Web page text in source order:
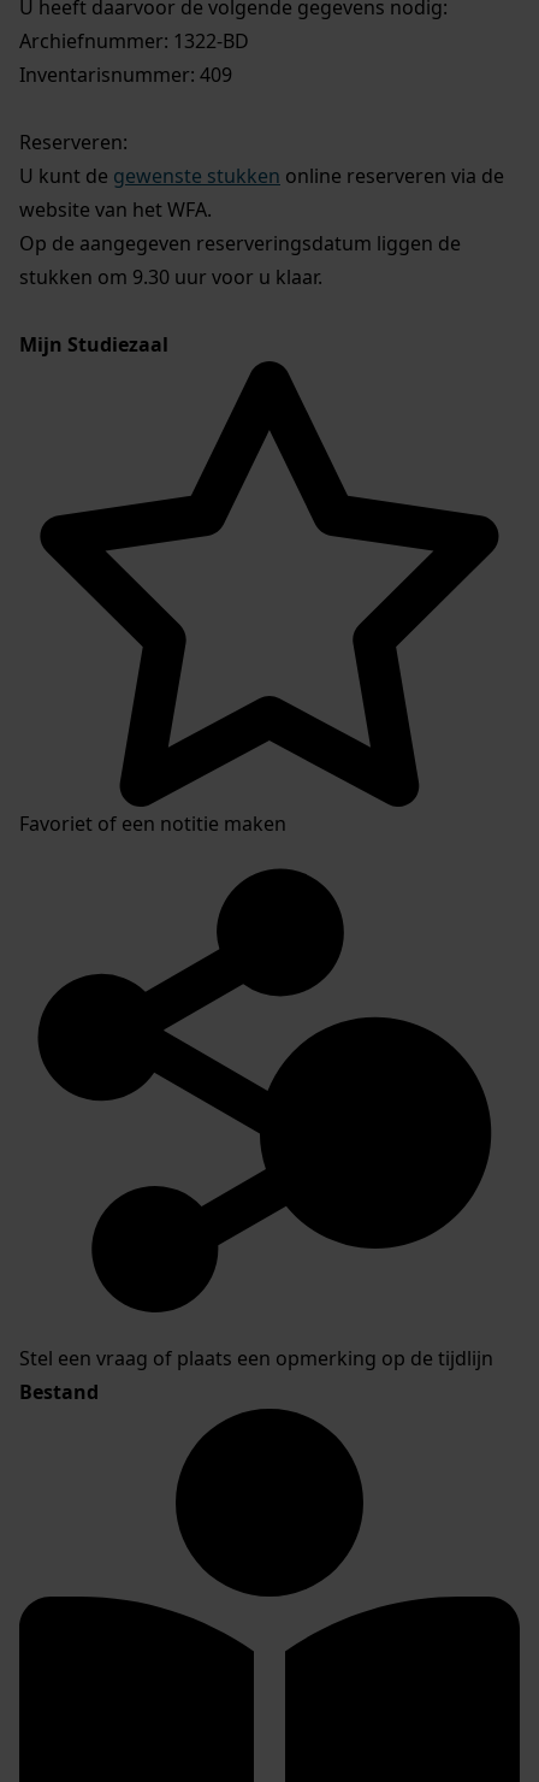
U heeft daarvoor de volgende gegevens nodig:
Archiefnummer: 1322-BD
Inventarisnummer: 409
Reserveren:
U kunt de gewenste stukken online reserveren via de
website van het WFA.
Op de aangegeven reserveringsdatum liggen de
stukken om 9.30 uur voor u klaar.
Mijn Studiezaal
Favoriet of een notitie maken
Stel een vraag of plaats een opmerking op de tijdlijn
Bestand